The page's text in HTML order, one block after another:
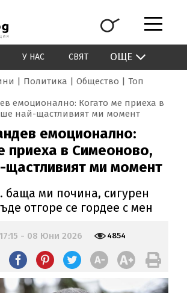
У НАС СВЯТ ОЩЕ
Политика Общество
Топ
емоционално: Когато ме приеха в
най-щастливият ми момент
емоционално:
приеха в Симеоново,
ми момент
баща ми почина, сигурен
отгоре се гордее с мен
17:15 - 08 Юни 2026 4854